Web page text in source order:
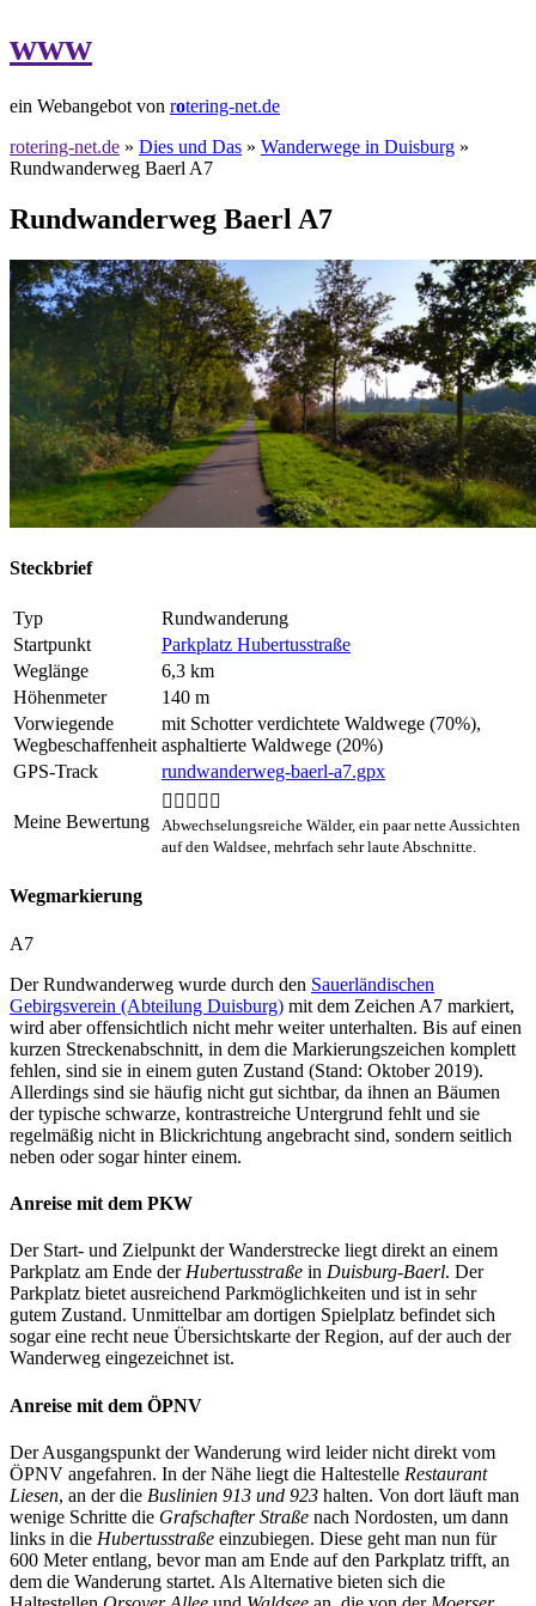
www
ein Webangebot von rotering-net.de
rotering-net.de » Dies und Das » Wanderwege in Duisburg »
Rundwanderweg Baerl A7
Rundwanderweg Baerl A7
Steckbrief
Typ
Rundwanderung
Startpunkt
Parkplatz Hubertusstraße
Weglänge
6,3 km
Höhenmeter
140 m
Vorwiegende
Wegbeschaffenheit
mit Schotter verdichtete Waldwege (70%),
asphaltierte Waldwege (20%)
GPS-Track
rundwanderweg-baerl-a7.gpx
Meine Bewertung
 
Abwechselungsreiche Wälder, ein paar nette Aussichten
auf den Waldsee, mehrfach sehr laute Abschnitte.
Wegmarkierung
A7
Der Rundwanderweg wurde durch den Sauerländischen
Gebirgsverein (Abteilung Duisburg) mit dem Zeichen A7 markiert,
wird aber offensichtlich nicht mehr weiter unterhalten. Bis auf einen
kurzen Streckenabschnitt, in dem die Markierungszeichen komplett
fehlen, sind sie in einem guten Zustand (Stand: Oktober 2019).
Allerdings sind sie häufig nicht gut sichtbar, da ihnen an Bäumen
der typische schwarze, kontrastreiche Untergrund fehlt und sie
regelmäßig nicht in Blickrichtung angebracht sind, sondern seitlich
neben oder sogar hinter einem.
Anreise mit dem PKW
Der Start- und Zielpunkt der Wanderstrecke liegt direkt an einem
Parkplatz am Ende der Hubertusstraße in Duisburg-Baerl. Der
Parkplatz bietet ausreichend Parkmöglichkeiten und ist in sehr
gutem Zustand. Unmittelbar am dortigen Spielplatz befindet sich
sogar eine recht neue Übersichtskarte der Region, auf der auch der
Wanderweg eingezeichnet ist.
Anreise mit dem ÖPNV
Der Ausgangspunkt der Wanderung wird leider nicht direkt vom
ÖPNV angefahren. In der Nähe liegt die Haltestelle Restaurant
Liesen, an der die Buslinien 913 und 923 halten. Von dort läuft man
wenige Schritte die Grafschafter Straße nach Nordosten, um dann
links in die Hubertusstraße einzubiegen. Diese geht man nun für
600 Meter entlang, bevor man am Ende auf den Parkplatz trifft, an
dem die Wanderung startet. Als Alternative bieten sich die